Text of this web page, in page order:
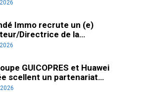
Immo recrute un (e)
Directrice de la…
GUICOPRES et Huawei
scellent un partenariat…